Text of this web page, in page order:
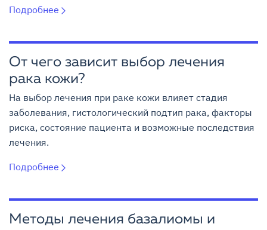
Подробнее
От чего зависит выбор лечения
рака кожи?
На выбор лечения при раке кожи влияет стадия
заболевания, гистологический подтип рака, факторы
риска, состояние пациента и возможные последствия
лечения.
Подробнее
Методы лечения базалиомы и